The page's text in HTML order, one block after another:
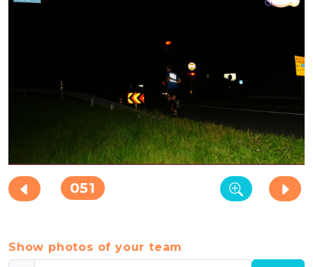
051
Show photos of your team